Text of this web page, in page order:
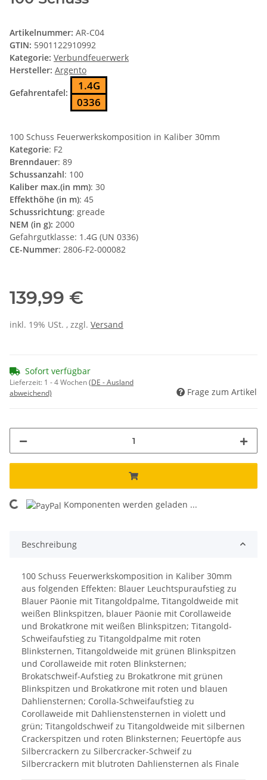
Artikelnummer: AR-C04
GTIN: 5901122910992
Kategorie: Verbundfeuerwerk
Hersteller: Argento
Gefahrentafel:
1.4G
0336
100 Schuss Feuerwerkskomposition in Kaliber 30mm
Kategorie: F2
Brenndauer: 89
Schussanzahl: 100
Kaliber max.(in mm): 30
Effekthöhe (in m): 45
Schussrichtung: greade
NEM (in g): 2000
Gefahrgutklasse: 1.4G (UN 0336)
CE-Nummer: 2806-F2-000082
139,99 €
inkl. 19% USt. , zzgl. Versand
Sofort verfügbar
Lieferzeit: 1 - 4 Wochen(DE - Ausland
abweichend)
Frage zum Artikel
Loading... Komponenten werden geladen ...
Beschreibung
100 Schuss Feuerwerkskomposition in Kaliber 30mm
aus folgenden Effekten: Blauer Leuchtspuraufstieg zu
Blauer Päonie mit Titangoldpalme, Titangoldweide mit
weißen Blinkspitzen, blauer Päonie mit Corollaweide
und Brokatkrone mit weißen Blinkspitzen; Titangold-
Schweifaufstieg zu Titangoldpalme mit roten
Blinksternen, Titangoldweide mit grünen Blinkspitzen
und Corollaweide mit roten Blinksternen;
Brokatschweif-Aufstieg zu Brokatkrone mit grünen
Blinkspitzen und Brokatkrone mit roten und blauen
Dahliensternen; Corolla-Schweifaufstieg zu
Corollaweide mit Dahlienstensternen in violett und
grün; Titangoldschweif zu Titangoldweide mit silbernen
Crackerspitzen und roten Blinksternen; Feuertöpfe aus
Silbercrackern zu Silbercracker-Schweif zu
Silbercrackern mit blutroten Dahliensternen als Finale